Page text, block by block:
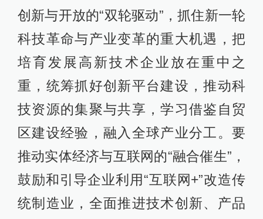
他在7月25日至26日赴“江苏经济洼
地”宿迁、徐州调研时同样表示，苏北
要进一步激发内生动力，强化创新驱
动发展，突出转型升级重点，闯出更
多发展新路。 而在各市考察的企业，
绝大多数为当地的高新技术企业。
除了对各城市“开药方”，李强对江苏
的发展全局亦开始战略思考。7月14日
下午，李强主持召开江苏省委常委会